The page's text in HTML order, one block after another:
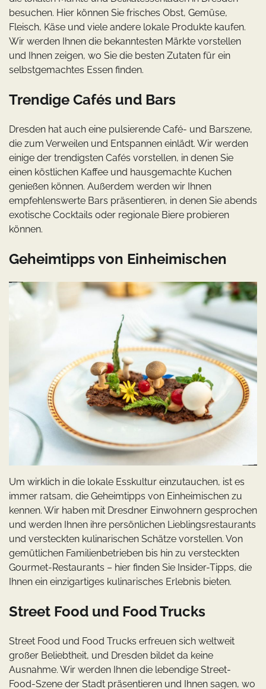
besuchen. Hier können Sie frisches Obst, Gemüse,
Fleisch, Käse und viele andere lokale Produkte kaufen.
Wir werden Ihnen die bekanntesten Märkte vorstellen
und Ihnen zeigen, wo Sie die besten Zutaten für ein
selbstgemachtes Essen finden.
Trendige Cafés und Bars
Dresden hat auch eine pulsierende Café- und Barszene,
die zum Verweilen und Entspannen einlädt. Wir werden
einige der trendigsten Cafés vorstellen, in denen Sie
einen köstlichen Kaffee und hausgemachte Kuchen
genießen können. Außerdem werden wir Ihnen
empfehlenswerte Bars präsentieren, in denen Sie abends
exotische Cocktails oder regionale Biere probieren
können.
Geheimtipps von Einheimischen
Um wirklich in die lokale Esskultur einzutauchen, ist es
immer ratsam, die Geheimtipps von Einheimischen zu
kennen. Wir haben mit Dresdner Einwohnern gesprochen
und werden Ihnen ihre persönlichen Lieblingsrestaurants
und versteckten kulinarischen Schätze vorstellen. Von
gemütlichen Familienbetrieben bis hin zu versteckten
Gourmet-Restaurants – hier finden Sie Insider-Tipps, die
Ihnen ein einzigartiges kulinarisches Erlebnis bieten.
Street Food und Food Trucks
Street Food und Food Trucks erfreuen sich weltweit
großer Beliebtheit, und Dresden bildet da keine
Ausnahme. Wir werden Ihnen die lebendige Street-
Food-Szene der Stadt präsentieren und Ihnen sagen, wo